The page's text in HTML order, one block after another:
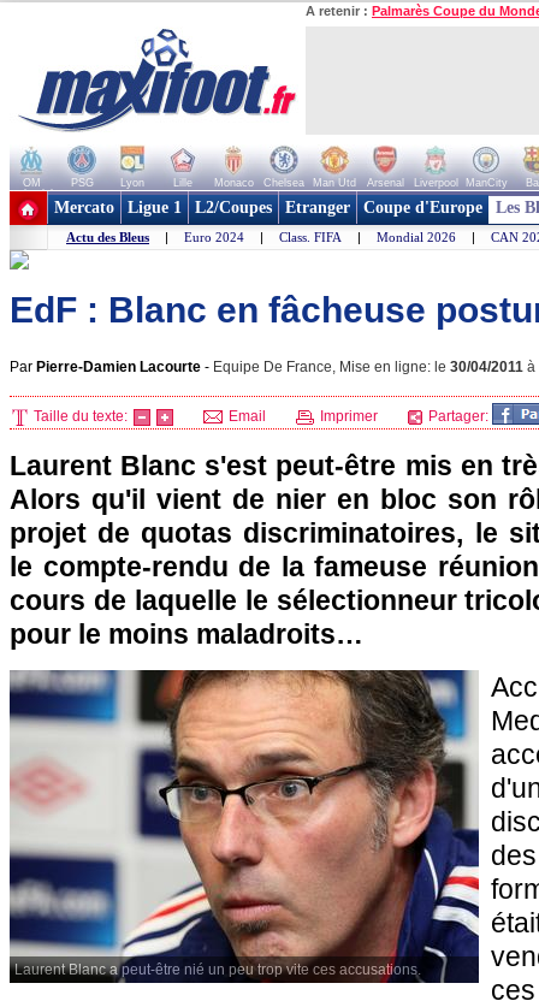
A retenir : Palmarès Coupe du
OM PSG Lyon Lille Monaco Chelsea Man Utd Arsenal Liverpool ManCity
+ de clubs
Mercato Ligue 1 L2/Coupes Etranger Coupe d'Europe Les
Actu des Bleus | Euro 2024 | Class. FIFA | Mondial 2026 | CAN
EdF : Blanc en fâcheuse
Par Pierre-Damien Lacourte - Equipe De France, Mise en ligne: le 30/04/2011 à
Taille du texte: Email Imprimer Partager:
Laurent Blanc s'est peut-être mis en
Alors qu'il vient de nier en bloc son
projet de quotas discriminatoires, le
le compte-rendu de la fameuse
cours de laquelle le sélectionneur
pour le moins maladroits…
Laurent Blanc a peut-être nié un peu trop vite ces accusations.